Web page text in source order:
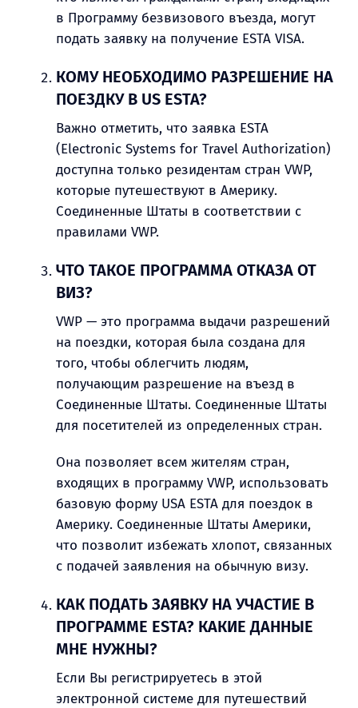
в Программу безвизового въезда, могут
подать заявку на получение ESTA VISA.
КОМУ НЕОБХОДИМО РАЗРЕШЕНИЕ НА
ПОЕЗДКУ В US ESTA?
Важно отметить, что заявка ESTA
(Electronic Systems for Travel Authorization)
доступна только резидентам стран VWP,
которые путешествуют в Америку.
Соединенные Штаты в соответствии с
правилами VWP.
ЧТО ТАКОЕ ПРОГРАММА ОТКАЗА ОТ
ВИЗ?
VWP — это программа выдачи разрешений
на поездки, которая была создана для
того, чтобы облегчить людям,
получающим разрешение на въезд в
Соединенные Штаты. Соединенные Штаты
для посетителей из определенных стран.
Она позволяет всем жителям стран,
входящих в программу VWP, использовать
базовую форму USA ESTA для поездок в
Америку. Соединенные Штаты Америки,
что позволит избежать хлопот, связанных
с подачей заявления на обычную визу.
КАК ПОДАТЬ ЗАЯВКУ НА УЧАСТИЕ В
ПРОГРАММЕ ESTA? КАКИЕ ДАННЫЕ
МНЕ НУЖНЫ?
Если Вы регистрируетесь в этой
электронной системе для путешествий